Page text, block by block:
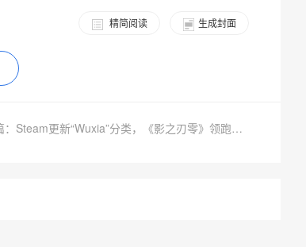
生成封面
精简阅读
下一篇：Steam更新“Wuxia”分类，《影之刃零》领跑武侠游戏期待榜单